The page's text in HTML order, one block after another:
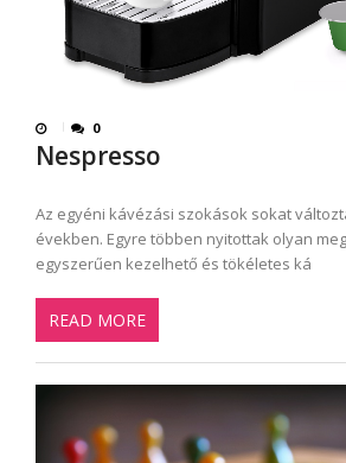
0
Nespresso
Az egyéni kávézási szokások sokat
években. Egyre többen nyitottak olyan
egyszerűen kezelhető és tökéletes ká
READ MORE